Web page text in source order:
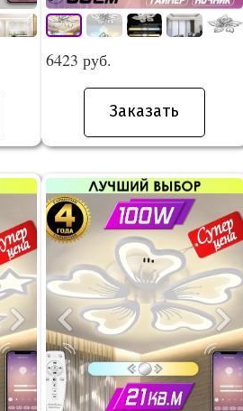
6423 руб.
Заказать